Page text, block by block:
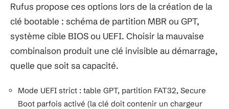
Rufus propose ces options lors de la création de la
clé bootable : schéma de partition MBR ou GPT,
système cible BIOS ou UEFI. Choisir la mauvaise
combinaison produit une clé invisible au démarrage,
quelle que soit sa capacité.
Mode UEFI strict : table GPT, partition FAT32, Secure
Boot parfois activé (la clé doit contenir un chargeur